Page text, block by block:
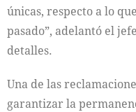
únicas, respecto a lo
pasado”, adelantó el
detalles.
Una de las
garantizar la